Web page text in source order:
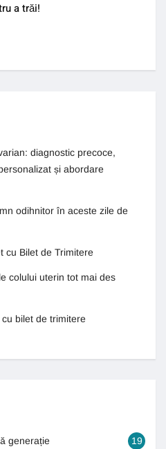
a trăi!
diagnostic precoce,
și abordare
odihnitor în aceste zile de
cu Bilet de Trimitere
colului uterin tot mai des
bilet de trimitere
generație 19